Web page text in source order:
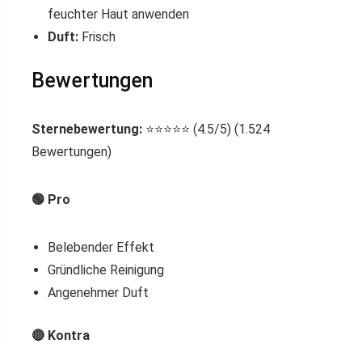
feuchter Haut anwenden
Duft: Frisch
Bewertungen
Sternebewertung: ⭐⭐⭐⭐⭐ (4.5/5) (1.524
Bewertungen)
🟢 Pro
Belebender Effekt
Gründliche Reinigung
Angenehmer Duft
🔴 Kontra